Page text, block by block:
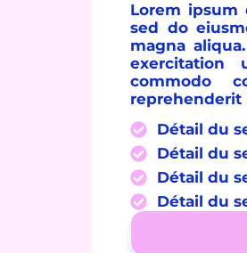
Lorem ipsum
sed do
magna
commodo
reprehenderit
Détail du
Détail du
Détail du
Détail du